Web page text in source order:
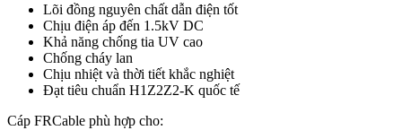
Lõi đồng nguyên chất dẫn điện tốt
Chịu điện áp đến 1.5kV DC
Khả năng chống tia UV cao
Chống cháy lan
Chịu nhiệt và thời tiết khắc nghiệt
Đạt tiêu chuẩn H1Z2Z2-K quốc tế
Cáp FRCable phù hợp cho: